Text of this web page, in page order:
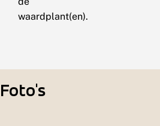
waardplant(en).
Foto's